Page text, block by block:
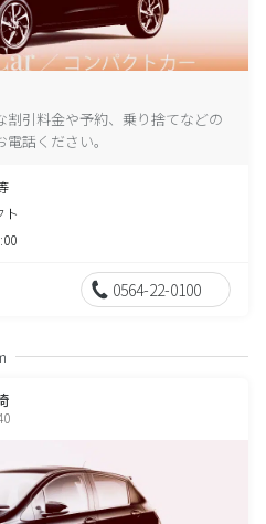
割引料金や予約、乗り捨てなどの
話ください。
ト
0564-22-0100